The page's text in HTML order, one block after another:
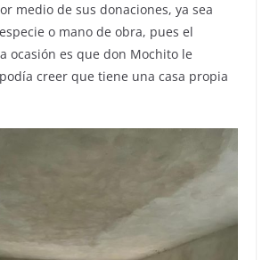
medio de sus donaciones, ya sea
o mano de obra, pues el
ocasión es que don Mochito le
creer que tiene una casa propia